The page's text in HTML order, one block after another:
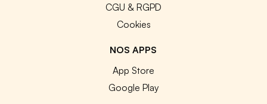
CGU & RGPD
Cookies
NOS APPS
App Store
Google Play